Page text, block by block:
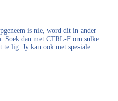
is nie, word dit in ander
Soek dan met CTRL-F om sulke
te lig. Jy kan ook met spesiale